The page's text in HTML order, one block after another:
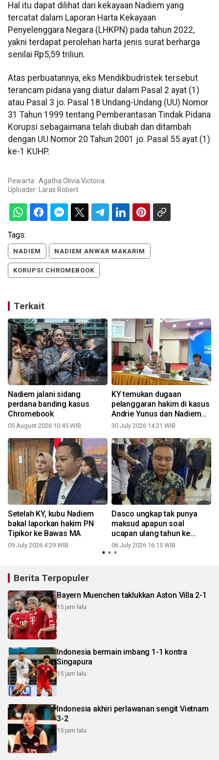
Hal itu dapat dilihat dari kekayaan Nadiem yang
tercatat dalam Laporan Harta Kekayaan
Penyelenggara Negara (LHKPN) pada tahun 2022,
yakni terdapat perolehan harta jenis surat berharga
senilai Rp5,59 triliun.
Atas perbuatannya, eks Mendikbudristek tersebut
terancam pidana yang diatur dalam Pasal 2 ayat (1)
atau Pasal 3 jo. Pasal 18 Undang-Undang (UU) Nomor
31 Tahun 1999 tentang Pemberantasan Tindak Pidana
Korupsi sebagaimana telah diubah dan ditambah
dengan UU Nomor 20 Tahun 2001 jo. Pasal 55 ayat (1)
ke-1 KUHP.
Pewarta : Agatha Olivia Victoria
Uploader:
Laras Robert
Tags:
NADIEM NADIEM ANWAR MAKARIM
KORUPSI CHROMEBOOK
Terkait
Nadiem jalani sidang
perdana banding kasus
Chromebook
05 August 2026 10:45 WIB
KY temukan dugaan
pelanggaran hakim di kasus
Andrie Yunus dan Nadiem
Makarim
30 July 2026 14:21 WIB
Setelah KY, kubu Nadiem
bakal laporkan hakim PN
Tipikor ke Bawas MA
09 July 2026 4:29 WIB
Dasco ungkap tak punya
maksud apapun soal
ucapan ulang tahun ke
Nadiem
06 July 2026 16:15 WIB
Berita Terpopuler
Bayern Muenchen taklukkan Aston Villa 2-1
15 jam lalu
Indonesia bermain imbang 1-1 kontra
Singapura
15 jam lalu
Indonesia akhiri perlawanan sengit Vietnam
3-2
15 jam lalu